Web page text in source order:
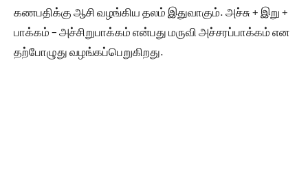
கணபதிக்கு ஆசி வழங்கிய தலம் இதுவாகும். அச்சு + இறு +
பாக்கம் – அச்சிறுபாக்கம் என்பது மருவி அச்சரப்பாக்கம் என
தற்போழுது வழங்கப்பெறுகிறது.